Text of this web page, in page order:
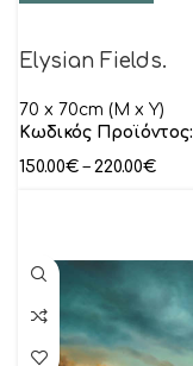
Elysian Fields.
70 x 70cm (M x Y)
Κωδικός Προϊόντος:
150.00€ – 220.00€